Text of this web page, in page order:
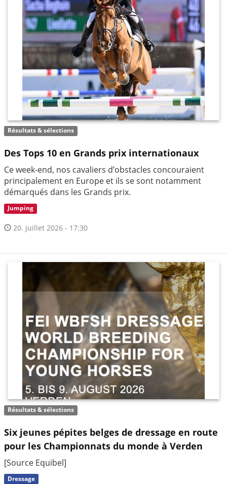
Résultats & sélections
Des Tops 10 en Grands prix internationaux
Ce week-end, nos cavaliers d’obstacles concouraient
principalement en Europe et ils se sont notamment
démarqués dans les Grands prix.
Jumping
20. juillet 2026 - 17:30
Résultats & sélections
Six jeunes pépites belges de dressage en route
pour les Championnats du monde à Verden
[Source Equibel]
Dressage